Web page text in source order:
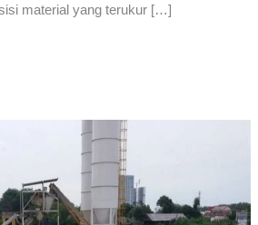
material yang terukur […]